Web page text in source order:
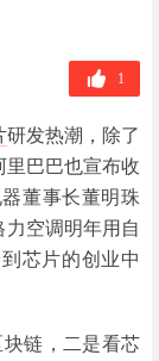
1
研发热潮，除了
里巴巴也宣布收
董事长董明珠
空调明年用自
芯片的创业中
链，二是看芯